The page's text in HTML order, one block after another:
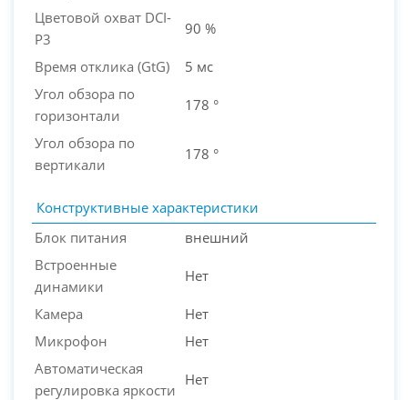
Цветовой охват DCI-
P3
90 %
Время отклика (GtG)
5 мс
Угол обзора по
горизонтали
178 °
Угол обзора по
вертикали
178 °
Конструктивные характеристики
Блок питания
внешний
Встроенные
динамики
Нет
Камера
Нет
Микрофон
Нет
Автоматическая
регулировка яркости
Нет